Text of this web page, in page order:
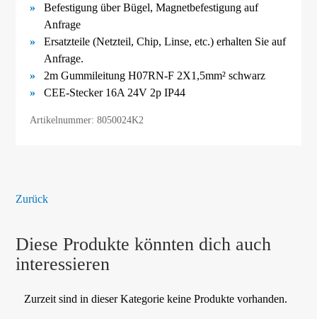
Befestigung über Bügel,Magnetbefestigung auf
Anfrage
Ersatzteile (Netzteil, Chip, Linse, etc.) erhalten Sie auf
Anfrage.
2m Gummileitung H07RN-F 2X1,5mm² schwarz
CEE-Stecker 16A 24V 2p IP44
Artikelnummer: 8050024K2
Zurück
Diese Produkte könnten dich auch
interessieren
Zurzeit sind in dieser Kategorie keine Produkte vorhanden.